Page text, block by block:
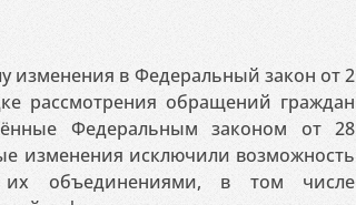
изменения в Федеральный закон от 2
рассмотрения обращений граждан
Федеральным законом от 28
изменения исключили возможность
их объединениями, в том числе